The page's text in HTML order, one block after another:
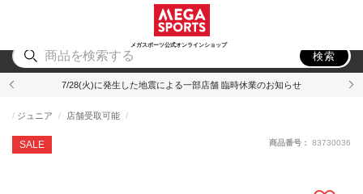
メガスポーツ公式オンラインショップ
アウトドア
検索
7/28(火)に発生した地震による一部店舗 臨時休業のお知らせ
SALE
ジュニア 店舗受取可能
商品番号： 83730036